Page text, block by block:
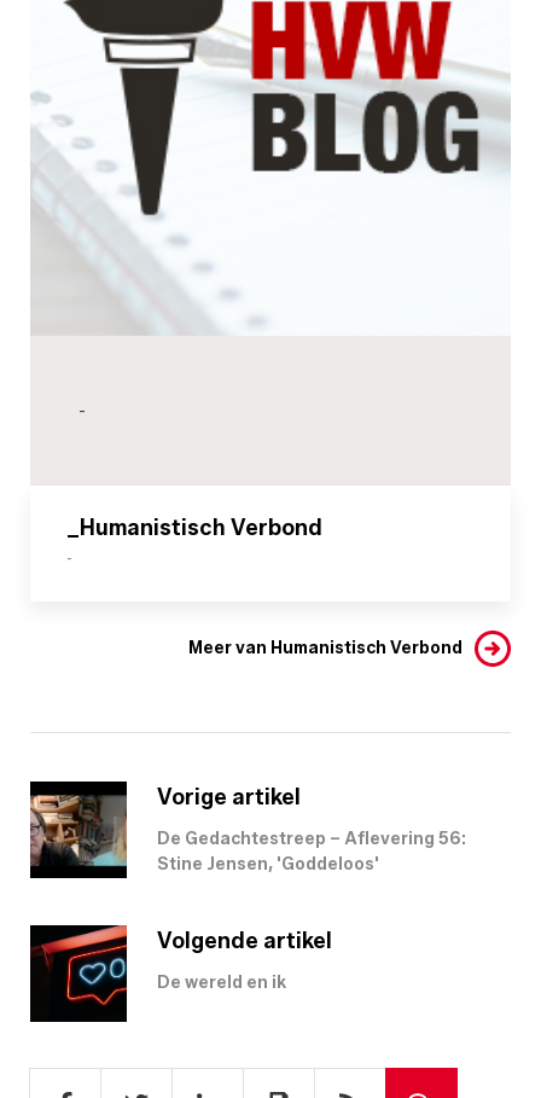
-
_Humanistisch Verbond
-
Meer van Humanistisch Verbond
Vorige artikel
De Gedachtestreep – Aflevering 56:
Stine Jensen, 'Goddeloos'
Volgende artikel
De wereld en ik